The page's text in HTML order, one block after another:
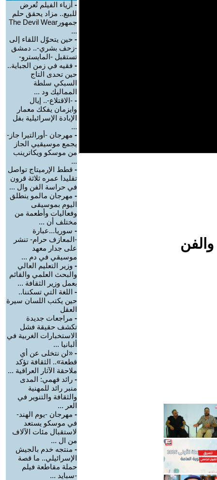
- أزياء الفيلم تُعرض
للبيع.. مزاد يحقق حلم
جمهورThe Devil Wear
...
- حين يتحوّل اللقاء إلى
-زحف بشري-.. دمشق
تستقبل -المايسترو-
- فقيه في زمن الجباية..
حين تحدى التاج
السبكي سلطة
المماليك ود ...
- -الاقتلاع-.. إيال
وايزمان يفكك معمار
الإبادة الإسرائيلية بفل
...
- مهرجان -أورالتيرا جاز-
يجمع موسيقيي الجاز
من موسكو ويكاترينب
...
- قطط الإرميتاج تواصل
تقليدا عمره ثلاثة قرون
في حراسة الفن وال ...
- مهرجان مالمو ينطلق
اليوم بموسيقى
وفعاليات وأطعمة من
مختلف أن ...
- سوريا...عبارة
-المعازف حرام- تنشر
على جدار معهد
موسيقي في دم ...
- وزير التعليم العالي
والبحث العلمي والقائم
بعمل وزير الثقافة ...
- اللغة التي تسكننا..
حين يكتب اللسان سيرة
العقل
- مراجعات جديدة
تكشف حقيقة فشل
الاستخبارات الغربية في
ألبانيا ...
- «لن نتخلى عن أي
قطعة».. الثقافة تؤكد
ملاحقة الآثار العراقية ...
- رائد فهمي: المدى
منبر رائد للمهنية
والثقافة والتنوير في
العر ...
- مهرجان -يوم الهند-
في موسكو يستعد
لاستقبال مئات الآلاف
من ال ...
- منتجه خدم بالجيش
الإسرائيلي.. ما قصة
حملة مقاطعة فيلم
-سبايد ...